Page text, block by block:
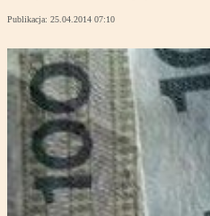
Publikacja: 25.04.2014 07:10